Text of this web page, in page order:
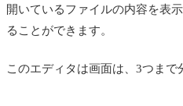
開いているファイルの内容を表
ることができます。
このエディタは画面は、3つまで